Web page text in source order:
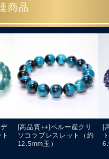
商品
[高品質++]ペルー産クリ
ソコラブレスレット（約
12.5mm玉）
[